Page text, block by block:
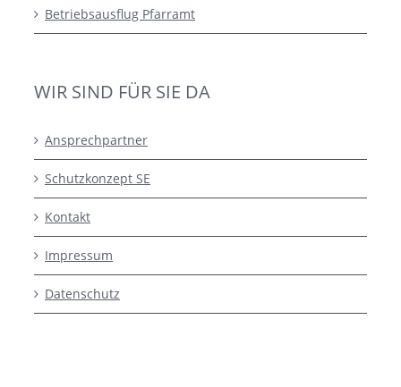
Betriebsausflug Pfarramt
WIR SIND FÜR SIE DA
Ansprechpartner
Schutzkonzept SE
Kontakt
Impressum
Datenschutz